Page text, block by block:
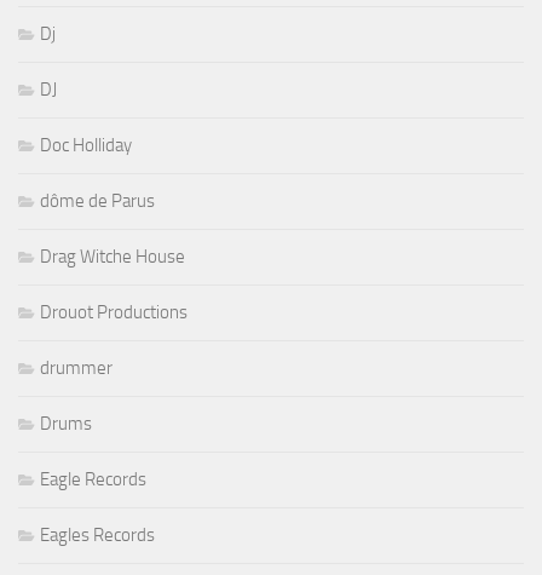
Dj
DJ
Doc Holliday
dôme de Parus
Drag Witche House
Drouot Productions
drummer
Drums
Eagle Records
Eagles Records